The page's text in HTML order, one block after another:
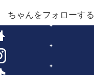
ちゃんをフォローする